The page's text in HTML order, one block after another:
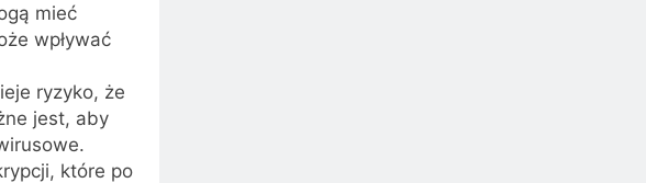
mieć
wpływać
ryzyko, że
jest, aby
które po